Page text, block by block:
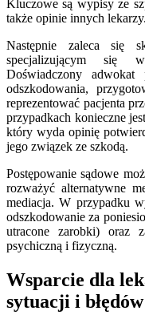
Kluczowe są wypisy ze
także opinie innych lekarzy.
Następnie zaleca się
specjalizującym się
Doświadczony adwokat
odszkodowania,
reprezentować pacjenta
przypadkach konieczne
który wyda opinię
jego związek ze szkodą.
Postępowanie sądowe
rozważyć alternatywne
mediacja. W przypadku
odszkodowanie za
utracone zarobki) oraz
psychiczną i fizyczną.
Wsparcie dla
sytuacji i błędów